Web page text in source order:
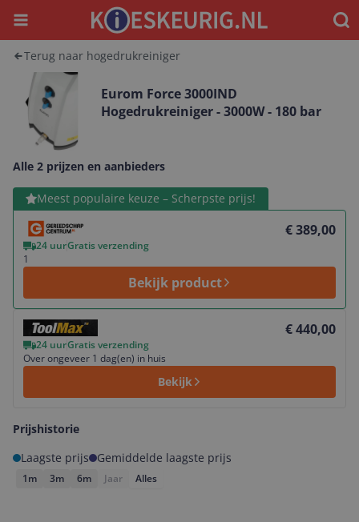
Menu
Terug naar hogedrukreiniger
Eurom Force 3000IND
Hogedrukreiniger - 3000W - 180 bar
Alle 2 prijzen en aanbieders
Meest populaire keuze – Scherpste prijs!
€ 389,00
24 uurGratis verzending
1
Bekijk product
Bekijk product
€ 440,00
24 uurGratis verzending
Over ongeveer 1 dag(en) in huis
Bekijk
Bekijk product
Prijshistorie
Laagste prijs
Gemiddelde laagste prijs
1m 3m 6m Jaar Alles